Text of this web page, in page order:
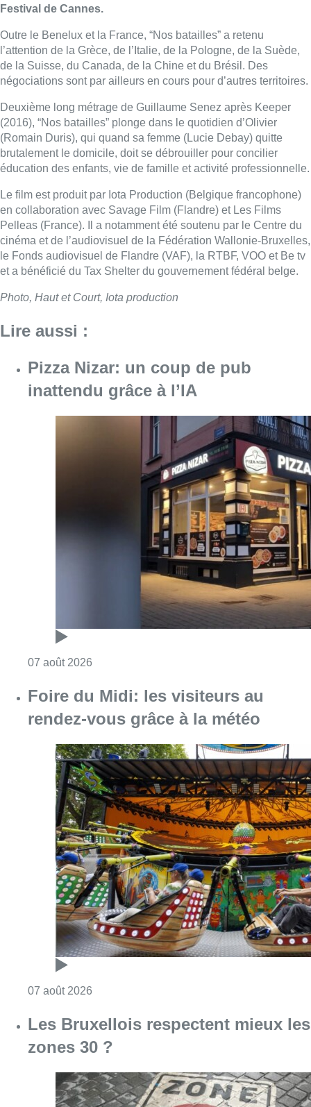
Festival de Cannes.
Outre le Benelux et la France, “Nos batailles” a retenu
l’attention de la Grèce, de l’Italie, de la Pologne, de la Suède,
de la Suisse, du Canada, de la Chine et du Brésil. Des
négociations sont par ailleurs en cours pour d’autres territoires.
Deuxième long métrage de Guillaume Senez après Keeper
(2016), “Nos batailles” plonge dans le quotidien d’Olivier
(Romain Duris), qui quand sa femme (Lucie Debay) quitte
brutalement le domicile, doit se débrouiller pour concilier
éducation des enfants, vie de famille et activité professionnelle.
Le film est produit par Iota Production (Belgique francophone)
en collaboration avec Savage Film (Flandre) et Les Films
Pelleas (France). Il a notamment été soutenu par le Centre du
cinéma et de l’audiovisuel de la Fédération Wallonie-Bruxelles,
le Fonds audiovisuel de Flandre (VAF), la RTBF, VOO et Be tv
et a bénéficié du Tax Shelter du gouvernement fédéral belge.
Photo, Haut et Court, Iota production
Lire aussi :
Pizza Nizar: un coup de pub
inattendu grâce à l’IA
07 août 2026
Foire du Midi: les visiteurs au
rendez-vous grâce à la météo
07 août 2026
Les Bruxellois respectent mieux les
zones 30 ?